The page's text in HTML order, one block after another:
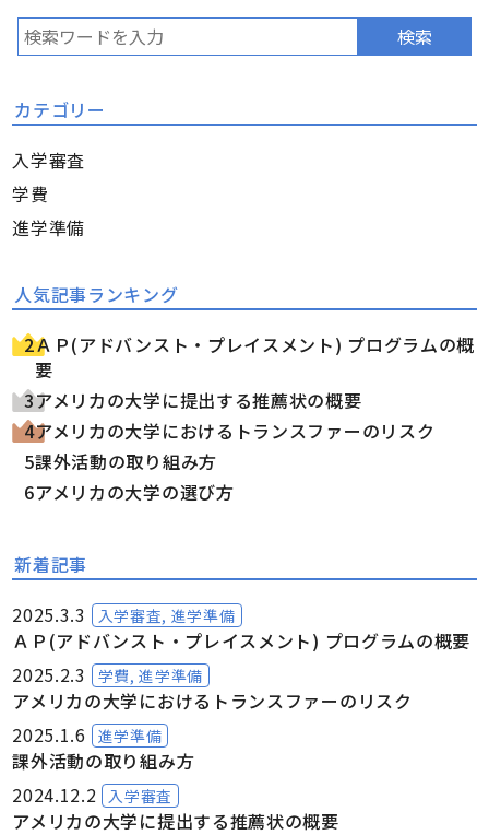
検索
カテゴリー
入学審査
学費
進学準備
人気記事ランキング
ＡＰ(アドバンスト・プレイスメント) プログラムの概
要
アメリカの大学に提出する推薦状の概要
アメリカの大学におけるトランスファーのリスク
課外活動の取り組み方
アメリカの大学の選び方
新着記事
2025.3.3
入学審査, 進学準備
ＡＰ(アドバンスト・プレイスメント) プログラムの概要
2025.2.3
学費, 進学準備
アメリカの大学におけるトランスファーのリスク
2025.1.6
進学準備
課外活動の取り組み方
2024.12.2
入学審査
アメリカの大学に提出する推薦状の概要